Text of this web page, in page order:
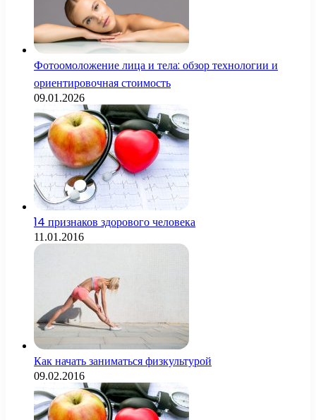
Фотоомоложение лица и тела: обзор технологии и
ориентировочная стоимость
09.01.2026
14 признаков здорового человека
11.01.2016
Как начать заниматься физкультурой
09.02.2016